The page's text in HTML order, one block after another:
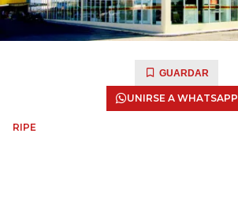
GUARDAR
UNIRSE A WHATSAPP
RIPE